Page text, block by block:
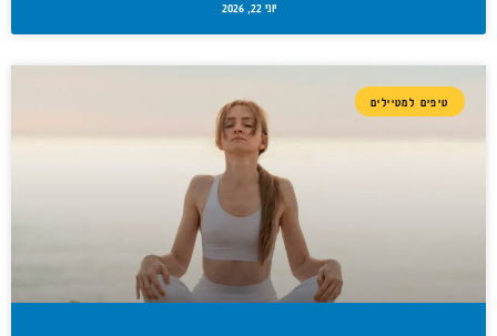
יוני 22, 2026
טיפים למטיילים